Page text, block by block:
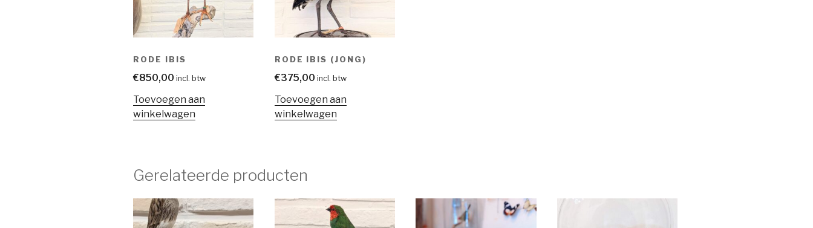
RODE IBIS
€850,00 incl. btw
Toevoegen aan
winkelwagen
RODE IBIS (JONG)
€375,00 incl. btw
Toevoegen aan
winkelwagen
Gerelateerde producten